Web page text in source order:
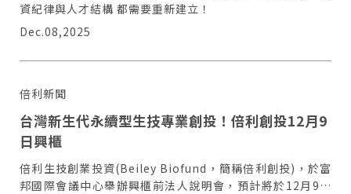
資紀律與人才結構 都需要重新建立！
Dec.08,2025
倍利新聞
台灣新生代永續型生技專業創投！倍利創投12月9
日興櫃
倍利生技創業投資(Beiley Biofund，簡稱倍利創投)，於富
邦國際會議中心舉辦興櫃前法人說明會，預計將於12月9日